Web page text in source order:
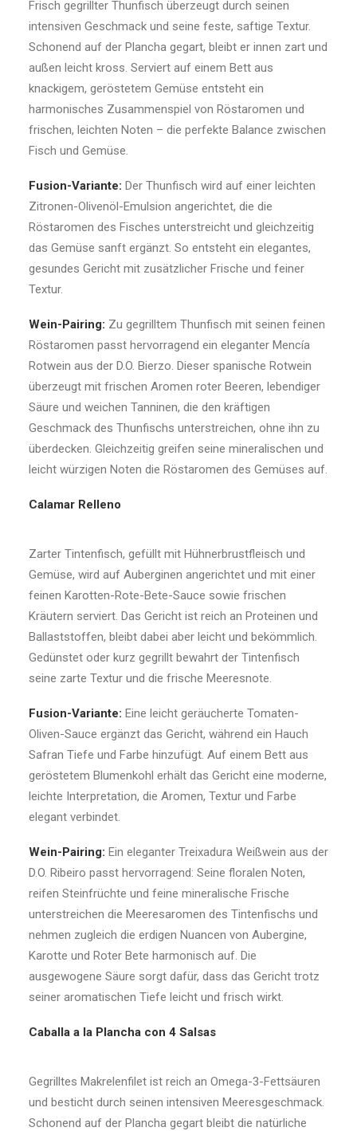
Frisch gegrillter Thunfisch überzeugt durch seinen
intensiven Geschmack und seine feste, saftige Textur.
Schonend auf der Plancha gegart, bleibt er innen zart und
außen leicht kross. Serviert auf einem Bett aus
knackigem, geröstetem Gemüse entsteht ein
harmonisches Zusammenspiel von Röstaromen und
frischen, leichten Noten – die perfekte Balance zwischen
Fisch und Gemüse.
Fusion-Variante: Der Thunfisch wird auf einer leichten
Zitronen-Olivenöl-Emulsion angerichtet, die die
Röstaromen des Fisches unterstreicht und gleichzeitig
das Gemüse sanft ergänzt. So entsteht ein elegantes,
gesundes Gericht mit zusätzlicher Frische und feiner
Textur.
Wein-Pairing: Zu gegrilltem Thunfisch mit seinen feinen
Röstaromen passt hervorragend ein eleganter Mencía
Rotwein aus der D.O. Bierzo. Dieser spanische Rotwein
überzeugt mit frischen Aromen roter Beeren, lebendiger
Säure und weichen Tanninen, die den kräftigen
Geschmack des Thunfischs unterstreichen, ohne ihn zu
überdecken. Gleichzeitig greifen seine mineralischen und
leicht würzigen Noten die Röstaromen des Gemüses auf.
Calamar Relleno
Zarter Tintenfisch, gefüllt mit Hühnerbrustfleisch und
Gemüse, wird auf Auberginen angerichtet und mit einer
feinen Karotten-Rote-Bete-Sauce sowie frischen
Kräutern serviert. Das Gericht ist reich an Proteinen und
Ballaststoffen, bleibt dabei aber leicht und bekömmlich.
Gedünstet oder kurz gegrillt bewahrt der Tintenfisch
seine zarte Textur und die frische Meeresnote.
Fusion-Variante: Eine leicht geräucherte Tomaten-
Oliven-Sauce ergänzt das Gericht, während ein Hauch
Safran Tiefe und Farbe hinzufügt. Auf einem Bett aus
geröstetem Blumenkohl erhält das Gericht eine moderne,
leichte Interpretation, die Aromen, Textur und Farbe
elegant verbindet.
Wein-Pairing: Ein eleganter Treixadura Weißwein aus der
D.O. Ribeiro passt hervorragend: Seine floralen Noten,
reifen Steinfrüchte und feine mineralische Frische
unterstreichen die Meeresaromen des Tintenfischs und
nehmen zugleich die erdigen Nuancen von Aubergine,
Karotte und Roter Bete harmonisch auf. Die
ausgewogene Säure sorgt dafür, dass das Gericht trotz
seiner aromatischen Tiefe leicht und frisch wirkt.
Caballa a la Plancha con 4 Salsas
Gegrilltes Makrelenfilet ist reich an Omega-3-Fettsäuren
und besticht durch seinen intensiven Meeresgeschmack.
Schonend auf der Plancha gegart bleibt die natürliche